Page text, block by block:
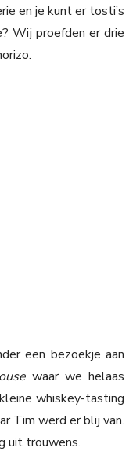
en je kunt er tosti’s
Wij proefden er drie
een bezoekje aan
waar we helaas
whiskey-tasting
Tim werd er blij van.
uit trouwens.